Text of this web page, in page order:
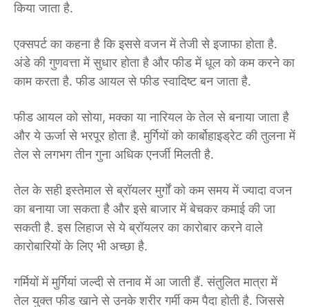
किया जाता है.
एक्सपर्ट का कहना है कि इससे वजन में तेजी से इजाफा होता है.
अंडे की गुणवत्ता में सुधार होता है और फीड में धूल को कम करने का
काम करता है. फीड आयल से फीड स्वादिष्ट बन जाता है.
फीड आयल को सोया, मक्का या नारियल के तेल से बनाया जाता है
और ये ऊर्जा से भरपूर होता है. मुर्गियों को कार्बोहाइड्रेट की तुलना में
तेल से लगभग तीन गुना अधिक एनर्जी मिलती है.
तेल के सही इस्तेमाल से ब्रॉयलर मुर्गों को कम समय में ज्यादा वजन
का बनाया जा सकता है और इसे बाजार में बेचकर कमाई की जा
सकती है. इस लिहाज से ये ब्रॉयलर का कारोबार करने वाले
कारोबारियों के लिए भी अच्छा है.
गर्मियों में मुर्गियां जल्दी से तनाव में आ जाती हैं. संतुलित मात्रा में
तेल युक्त फीड खाने से उनके शरीर गर्मी कम पैदा होती है. जिससे